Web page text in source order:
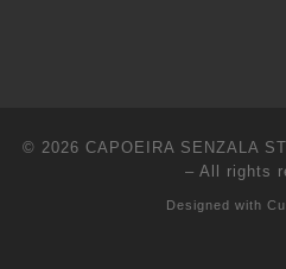
© 2026 CAPOEIRA SENZALA
– All rights
Designed with